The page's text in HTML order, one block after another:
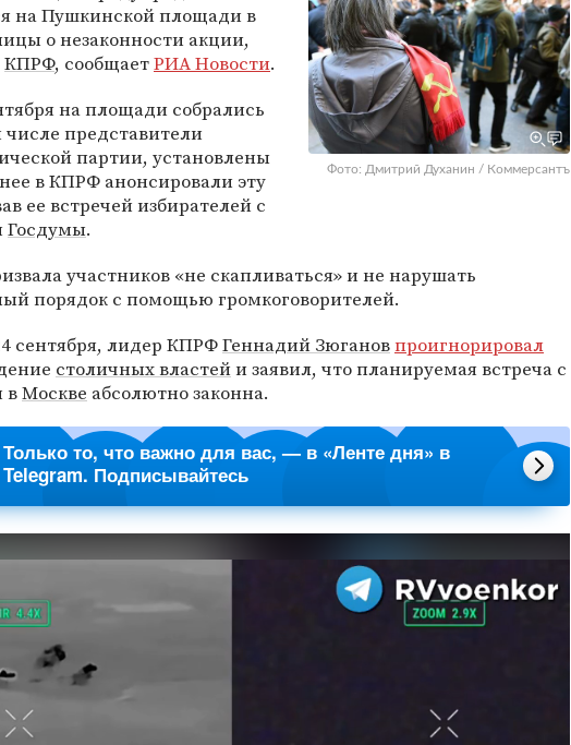
Фото: Дмитрий Духанин / Коммерсантъ
на Пушкинской площади в
о незаконности акции,
КПРФ, сообщаетРИА Новости.
на площади собрались
представители
партии, установлены
в КПРФ анонсировали эту
ее встречей избирателей с
Госдумы.
участников «не скапливаться» и не нарушать
порядок с помощью громкоговорителей.
сентября, лидер КПРФГеннадий Зюгановпроигнорировал
столичных властейи заявил, что планируемая встреча с
вМоскве абсолютно законна.
Только то, что важно для вас, — в «Ленте дня» в
Telegram. Подписывайтесь